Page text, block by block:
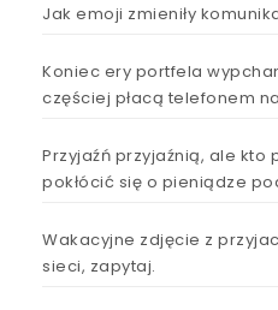
Jak emoji zmieniły
Koniec ery portfela
częściej płacą telefonem
Przyjaźń przyjaźnią, ale kto
pokłócić się o pieniądze
Wakacyjne zdjęcie z
sieci, zapytaj.